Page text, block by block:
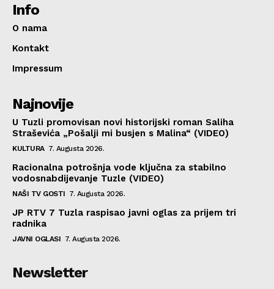
Info
O nama
Kontakt
Impressum
Najnovije
U Tuzli promovisan novi historijski roman Saliha
Straševića „Pošalji mi busjen s Malina“ (VIDEO)
KULTURA 7. Augusta 2026.
Racionalna potrošnja vode ključna za stabilno
vodosnabdijevanje Tuzle (VIDEO)
NAŠI TV GOSTI 7. Augusta 2026.
JP RTV 7 Tuzla raspisao javni oglas za prijem tri
radnika
JAVNI OGLASI 7. Augusta 2026.
Newsletter